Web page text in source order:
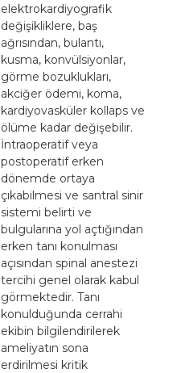
elektrokardiyografik
değişikliklere, baş
ağrısından, bulantı,
kusma, konvülsiyonlar,
görme bozuklukları,
akciğer ödemi, koma,
kardiyovasküler kollaps ve
ölüme kadar değişebilir.
İntraoperatif veya
postoperatif erken
dönemde ortaya
çıkabilmesi ve santral sinir
sistemi belirti ve
bulgularına yol açtığından
erken tanı konulması
açısından spinal anestezi
tercihi genel olarak kabul
görmektedir. Tanı
konulduğunda cerrahi
ekibin bilgilendirilerek
ameliyatın sona
erdirilmesi kritik